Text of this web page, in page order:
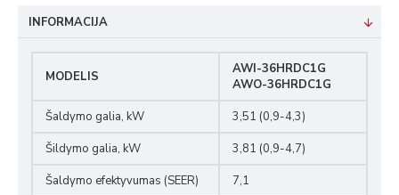
INFORMACIJA
MODELIS
AWI-36HRDC1G
AWO-36HRDC1G
Šaldymo galia, kW
3,51 (0,9-4,3)
Šildymo galia, kW
3,81 (0,9-4,7)
Šaldymo efektyvumas (SEER)
7,1